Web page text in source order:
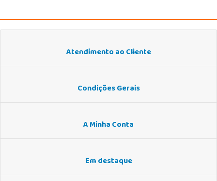
Atendimento ao Cliente
Condições Gerais
A Minha Conta
Em destaque